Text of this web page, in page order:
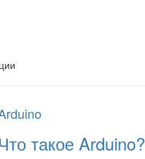
такое Arduino?